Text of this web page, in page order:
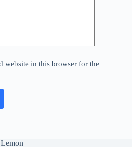
website in this browser for the